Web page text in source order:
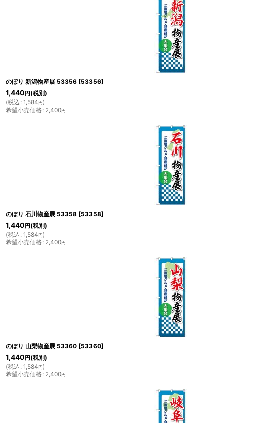
のぼり 新潟物産展 53356 [53356]
1,440 円 (税別)
(税込 : 1,584円)
希望小売価格: 2,400円
のぼり 石川物産展 53358 [53358]
1,440 円 (税別)
(税込 : 1,584円)
希望小売価格: 2,400円
のぼり 山梨物産展 53360 [53360]
1,440 円 (税別)
(税込 : 1,584円)
希望小売価格: 2,400円